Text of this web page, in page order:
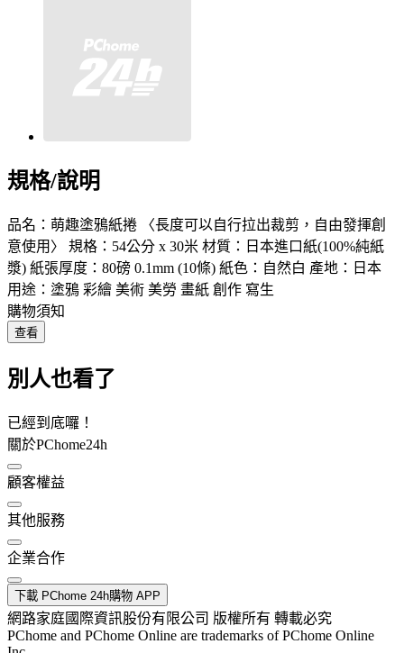
規格/說明
品名：萌趣塗鴉紙捲 〈長度可以自行拉出裁剪，自由發揮創
意使用〉 規格：54公分 x 30米 材質：日本進口紙(100%純紙
漿) 紙張厚度：80磅 0.1mm (10條) 紙色：自然白 產地：日本
用途：塗鴉 彩繪 美術 美勞 畫紙 創作 寫生
購物須知
查看
別人也看了
已經到底囉！
關於PChome24h
顧客權益
其他服務
企業合作
下載 PChome 24h購物 APP
網路家庭國際資訊股份有限公司 版權所有 轉載必究
PChome and PChome Online are trademarks of PChome Online